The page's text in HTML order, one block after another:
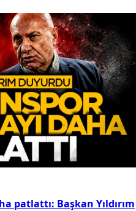
patlattı: Başkan Yıldırım